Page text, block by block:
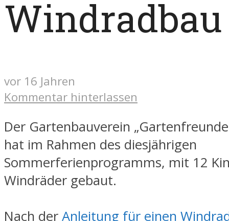
Windradbau
vor 16 Jahren
Kommentar hinterlassen
Der Gartenbauverein
hat im Rahmen des diesjährigen
Sommerferienprogramms, mit 12
Windräder gebaut.
Nach der Anleitung für einen